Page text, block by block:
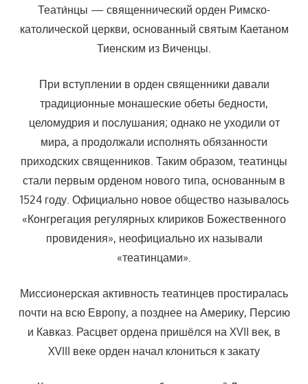
Теати́нцы — священнический орден Римско-
католической церкви, основанный святым Каетаном
Тиенским из Виченцы.
При вступлении в орден священники давали
традиционные монашеские обеты бедности,
целомудрия и послушания; однако не уходили от
мира, а продолжали исполнять обязанности
приходских священников. Таким образом, театинцы
стали первым орденом нового типа, основанным в
1524 году. Официально новое общество называлось
«Конгрегация регулярных клириков Божественного
провидения», неофициально их называли
«театинцами».
Миссионерская активность театинцев простиралась
почти на всю Европу, а позднее на Америку, Персию
и Кавказ. Расцвет ордена пришёлся на XVII век, в
XVIII веке орден начал клониться к закату